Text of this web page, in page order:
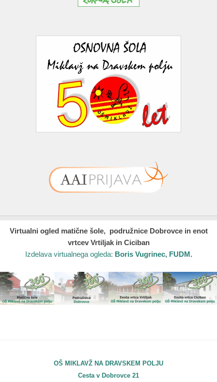
Virtualni ogled matične šole, podružnice Dobrovce in enot
vrtcev Vrtiljak in Ciciban
Izdelava virtualnega ogleda: Boris Vugrinec, FUDM.
OŠ MIKLAVŽ NA DRAVSKEM POLJU
Cesta v Dobrovce 21